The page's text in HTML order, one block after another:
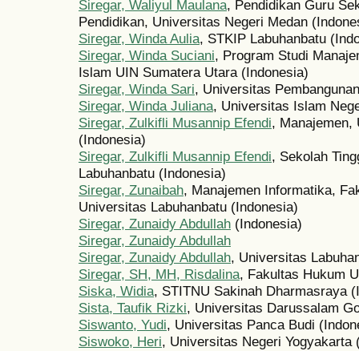
Siregar, Waliyul Maulana, Pendidikan Guru
Pendidikan, Universitas Negeri Medan
Siregar, Winda Aulia, STKIP Labuhanbatu
Siregar, Winda Suciani, Program Studi
Islam UIN Sumatera Utara (Indonesia)
Siregar, Winda Sari, Universitas
Siregar, Winda Juliana, Universitas Islam
Siregar, Zulkifli Musannip Efendi, Manajemen,
(Indonesia)
Siregar, Zulkifli Musannip Efendi, Sekolah
Labuhanbatu (Indonesia)
Siregar, Zunaibah, Manajemen Informatika,
Universitas Labuhanbatu (Indonesia)
Siregar, Zunaidy Abdullah (Indonesia)
Siregar, Zunaidy Abdullah
Siregar, Zunaidy Abdullah, Universitas
Siregar, SH, MH, Risdalina, Fakultas Hukum
Siska, Widia, STITNU Sakinah Dharmasraya
Sista, Taufik Rizki, Universitas Darussalam
Siswanto, Yudi, Universitas Panca Budi
Siswoko, Heri, Universitas Negeri Yogyakarta